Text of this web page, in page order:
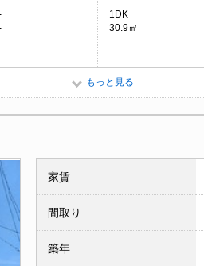
1DK
30.9㎡
もっと見る
家賃
間取り
築年